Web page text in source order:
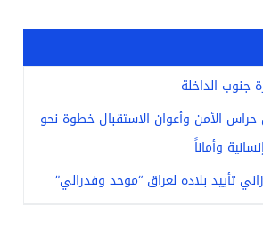
جنوب الداخلة
حراس الأمن وأعوان الاستقبال خطوة نحو
وأماناً
تأييد بلاده لعراق “موحد وفدرالي”